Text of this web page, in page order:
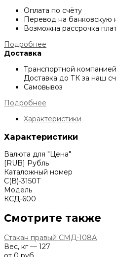
Оплата по счёту
Перевод на банковскую
Возможна рассрочка
Подробнее
Доставка
Транспортной компанией
Доставка до ТК за наш
Самовывоз
Подробнее
Характеристики
Характеристики
Валюта для "Цена"
[RUB] Рубль
Каталожный номер
С(В)-3150Т
Модель
КСД-600
Смотрите также
Стакан правый СМД-108А
Вес, кг — 127